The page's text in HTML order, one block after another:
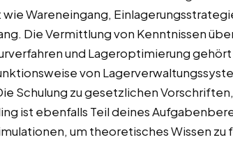
Wareneingang,
Die Vermittlung von Kenntnissen
und Lageroptimierung
von
Schulung zu gesetzlichen
ist ebenfalls Teil deines
um theoretisches Wissen